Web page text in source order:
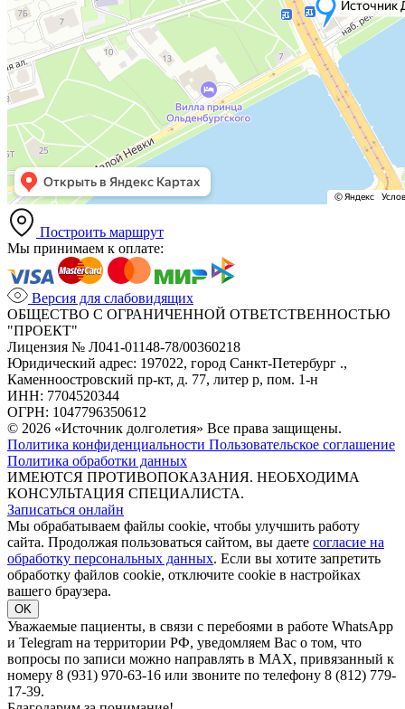
Построить маршрут
Мы принимаем к оплате:
Версия для слабовидящих
ОБЩЕСТВО С ОГРАНИЧЕННОЙ ОТВЕТСТВЕННОСТЬЮ
"ПРОЕКТ"
Лицензия № Л041-01148-78/00360218
Юридический адрес: 197022, город Санкт-Петербург .,
Каменноостровский пр-кт, д. 77, литер р, пом. 1-н
ИНН: 7704520344
ОГРН: 1047796350612
© 2026 «Источник долголетия» Все права защищены.
Политика конфиденциальности Пользовательское соглашение
Политика обработки данных
ИМЕЮТСЯ ПРОТИВОПОКАЗАНИЯ. НЕОБХОДИМА
КОНСУЛЬТАЦИЯ СПЕЦИАЛИСТА.
Записаться онлайн
Мы обрабатываем файлы cookie, чтобы улучшить работу
сайта. Продолжая пользоваться сайтом, вы даете согласие на
обработку персональных данных. Если вы хотите запретить
обработку файлов cookie, отключите cookie в настройках
вашего браузера.
OK
Уважаемые пациенты, в связи с перебоями в работе WhatsApp
и Telegram на территории РФ, уведомляем Вас о том, что
вопросы по записи можно направлять в MAX, привязанный к
номеру 8 (931) 970-63-16 или звоните по телефону 8 (812) 779-
17-39.